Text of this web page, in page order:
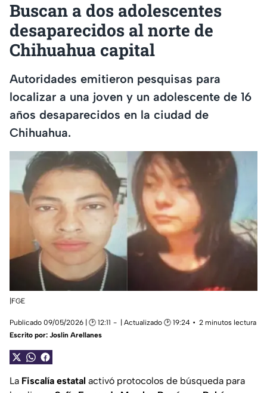
Buscan a dos adolescentes
desaparecidos al norte de
Chihuahua capital
Autoridades emitieron pesquisas para
localizar a una joven y un adolescente de 16
años desaparecidos en la ciudad de
Chihuahua.
|FGE
Publicado 09/05/2026 | 🕑 12:11 | Actualizado 🕑 19:24
2 minutos lectura
Escrito por: Joslin Arellanes
La Fiscalía estatal activó protocolos de búsqueda para